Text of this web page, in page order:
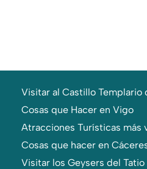
Visitar al Castillo Templario
Cosas que Hacer en Vigo
Atracciones Turísticas más
Cosas que hacer en
Visitar los Geysers del Tatio